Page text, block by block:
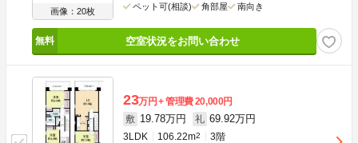
画像：20枚
ペット可(相談) 角部屋 南向き
空室状況をお問い合わせ
23万円 管理費20,000円
敷 19.78万円 礼 69.92万円
3LDK 106.22m2 3階